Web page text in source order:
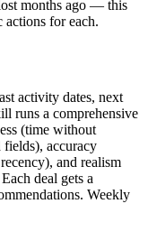
months ago — this
for each.
activity dates, next
runs a comprehensive
(time without
fields), accuracy
and realism
deal gets a
Weekly